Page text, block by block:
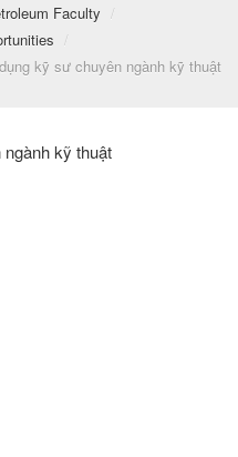
Faculty
/
/
kỹ sư chuyên ngành kỹ thuật
kỹ thuật